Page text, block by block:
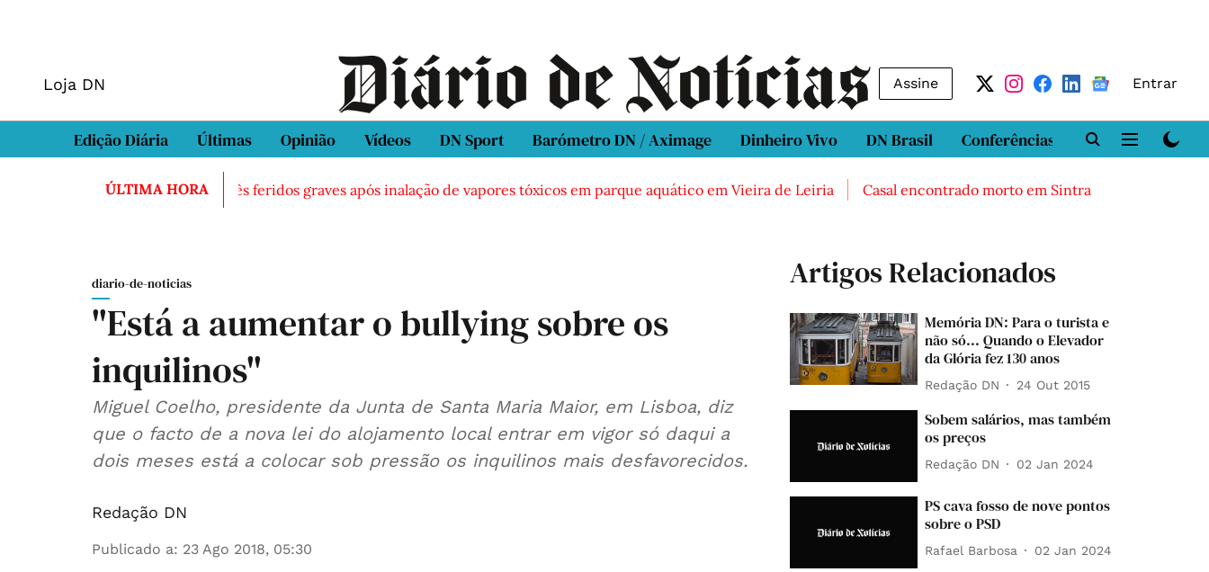
Loja DN Assine Entrar
Edição Diária Últimas Opinião Vídeos DN Sport Barómetro DN / Aximage Dinheiro Vivo DN Brasil Conferências DN LAB
ÚLTIMA HORA
morto em Sintra Três feridos graves após inalação de vapores tóxicos em parque aquático em Vieira de Leiria Casal encontrado morto em Sintra Três feridos
diario-de-noticias
"Está a aumentar o bullying sobre os
inquilinos"
Miguel Coelho, presidente da Junta de Santa Maria Maior, em Lisboa, diz
que o facto de a nova lei do alojamento local entrar em vigor só daqui a
dois meses está a colocar sob pressão os inquilinos mais desfavorecidos.
Redação DN
Publicado a: 23 Ago 2018, 05:30
Artigos Relacionados
Memória DN: Para o turista e
não só... Quando o Elevador
da Glória fez 130 anos
Redação DN 24 Out 2015
Sobem salários, mas também
os preços
Redação DN 02 Jan 2024
PS cava fosso de nove pontos
sobre o PSD
Rafael Barbosa 02 Jan 2024